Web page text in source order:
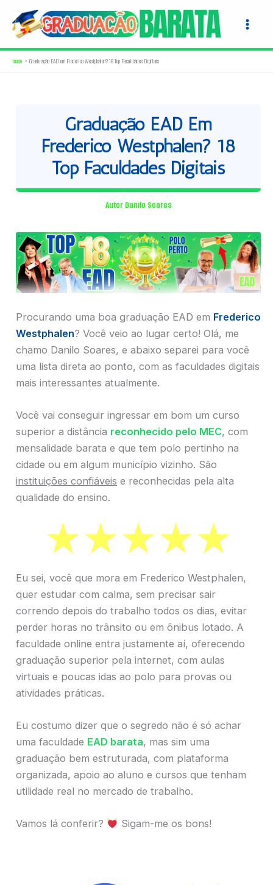
para
conteúdo
Início Graduação EAD em Frederico Westphalen? 18 Top Faculdades Digitais
Graduação EAD Em
Frederico Westphalen? 18
Top Faculdades Digitais
Autor Danilo Soares
Procurando uma boa graduação EAD em Frederico
Westphalen? Você veio ao lugar certo! Olá, me
chamo Danilo Soares, e abaixo separei para você
uma lista direta ao ponto, com as faculdades digitais
mais interessantes atualmente.
Você vai conseguir ingressar em bom um curso
superior a distância reconhecido pelo MEC, com
mensalidade barata e que tem polo pertinho na
cidade ou em algum município vizinho. São
instituições confiáveis e reconhecidas pela alta
qualidade do ensino.
Eu sei, você que mora em Frederico Westphalen,
quer estudar com calma, sem precisar sair
correndo depois do trabalho todos os dias, evitar
perder horas no trânsito ou em ônibus lotado. A
faculdade online entra justamente aí, oferecendo
graduação superior pela internet, com aulas
virtuais e poucas idas ao polo para provas ou
atividades práticas.
Eu costumo dizer que o segredo não é só achar
uma faculdade EAD barata, mas sim uma
graduação bem estruturada, com plataforma
organizada, apoio ao aluno e cursos que tenham
utilidade real no mercado de trabalho.
Vamos lá conferir? Sigam-me os bons!